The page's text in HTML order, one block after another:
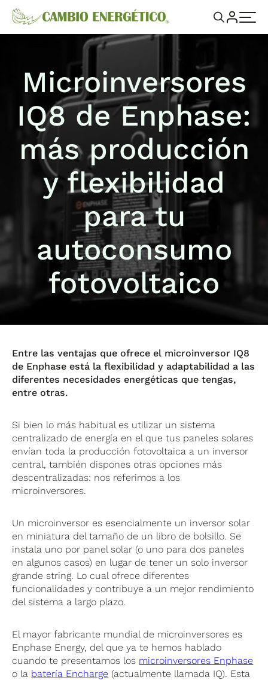
Microinversores
IQ8 de Enphase:
más producción
y flexibilidad
para tu
autoconsumo
fotovoltaico
Entre las ventajas que ofrece el microinversor IQ8
de Enphase está la flexibilidad y adaptabilidad a las
diferentes necesidades energéticas que tengas,
entre otras.
Si bien lo más habitual es utilizar un sistema
centralizado de energía en el que tus paneles solares
envían toda la producción fotovoltaica a un inversor
central, también dispones otras opciones más
descentralizadas: nos referimos a los
microinversores.
Un microinversor es esencialmente un inversor solar
en miniatura del tamaño de un libro de bolsillo. Se
instala uno por panel solar (o uno para dos paneles
en algunos casos) en lugar de tener un solo inversor
grande string. Lo cual ofrece diferentes
funcionalidades y contribuye a un mejor rendimiento
del sistema a largo plazo.
El mayor fabricante mundial de microinversores es
Enphase Energy, del que ya te hemos hablado
cuando te presentamos los microinversores Enphase
o la batería Encharge (actualmente llamada IQ). Esta